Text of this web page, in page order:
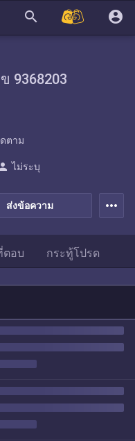
search account_circle
9368203
ตาม
ส่งข้อความ
ไม่ระบุ
more_horiz
ตอบ กระทู้โปรด